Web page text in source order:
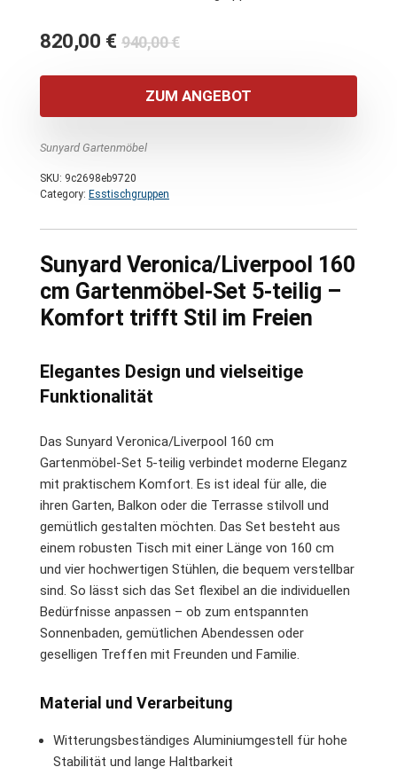
940,00€Ursprünglicher
war:
940,00 €
820,00 €
Aktueller
ist:
820,00 €.
ZUM ANGEBOT
Sunyard Gartenmöbel
SKU: 9c2698eb9720
Category: Esstischgruppen
Sunyard Veronica/Liverpool 160
cm Gartenmöbel-Set 5-teilig –
Komfort trifft Stil im Freien
Elegantes Design und vielseitige
Funktionalität
Das Sunyard Veronica/Liverpool 160 cm
Gartenmöbel-Set 5-teilig verbindet moderne Eleganz
mit praktischem Komfort. Es ist ideal für alle, die
ihren Garten, Balkon oder die Terrasse stilvoll und
gemütlich gestalten möchten. Das Set besteht aus
einem robusten Tisch mit einer Länge von 160 cm
und vier hochwertigen Stühlen, die bequem verstellbar
sind. So lässt sich das Set flexibel an die individuellen
Bedürfnisse anpassen – ob zum entspannten
Sonnenbaden, gemütlichen Abendessen oder
geselligen Treffen mit Freunden und Familie.
Material und Verarbeitung
Witterungsbeständiges Aluminiumgestell für hohe
Stabilität und lange Haltbarkeit